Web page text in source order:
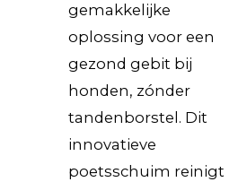
gemakkelijke
oplossing voor een
gezond gebit bij
honden, zónder
tandenborstel. Dit
innovatieve
poetsschuim reinigt